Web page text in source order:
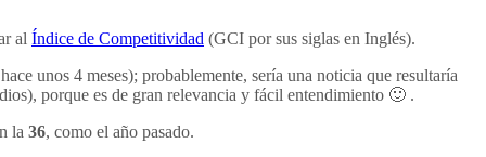
al Índice de Competitividad (GCI por sus siglas en Inglés).
unos 4 meses); probablemente, sería una noticia que resultaría
porque es de gran relevancia y fácil entendimiento 🙂 .
la 36, como el año pasado.